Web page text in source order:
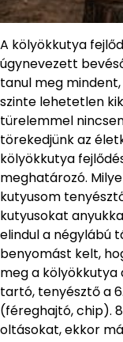
A kölyökkutya
úgynevezett
tanul meg
szinte lehetetlen
türelemmel
törekedjünk az
kölyökkutya
meghatározó.
kutyusom
kutyusokat
elindul a négylábú
benyomást kelt,
meg a kölyökkutya
tartó, tenyésztő a
(féreghajtó, chip).
oltásokat, ekkor